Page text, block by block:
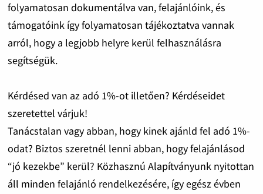
folyamatosan dokumentálva van, felajánlóink, és
támogatóink így folyamatosan tájékoztatva vannak
arról, hogy a legjobb helyre kerül felhasználásra
segítségük.
Kérdésed van az adó 1%-ot illetően? Kérdéseidet
szeretettel várjuk!
Tanácstalan vagy abban, hogy kinek ajánld fel adó 1%-
odat? Biztos szeretnél lenni abban, hogy felajánlásod
“jó kezekbe” kerül? Közhasznú Alapítványunk nyitottan
áll minden felajánló rendelkezésére, így egész évben